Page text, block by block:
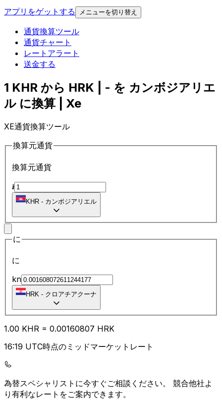
アプリをゲットする
メニューを切り替え
通貨換算ツール
通貨チャート
レートアラート
送金する
1 KHR から HRK | - を カンボジアリエ
ル に換算 | Xe
XE通貨換算ツール
換算元通貨
換算元通貨
៛
KHR - カンボジアリエル
に
に
kn
HRK - クロアチアクーナ
1.00 KHR = 0.00160807 HRK
16:19 UTC時点のミッドマーケットレート
為替スペシャリストに今すぐご相談ください。 競合他社よ
り有利なレートをご案内できます。